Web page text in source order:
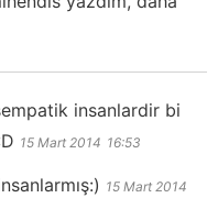
insanlardir bi
15 Mart 2014 16:53
15 Mart 2014